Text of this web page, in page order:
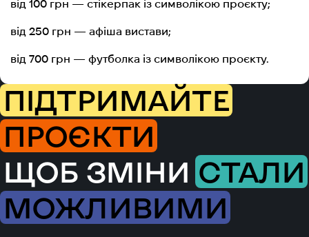
від 100 грн — стікерпак із символікою проєкту;
від 250 грн — афіша вистави;
від 700 грн — футболка із символікою проєкту.
ПІДТРИМАЙТЕ
ПРОЄКТИ
ЩОБ ЗМІНИ СТАЛИ
МОЖЛИВИМИ